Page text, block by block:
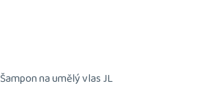
Šampon na umělý vlas JL